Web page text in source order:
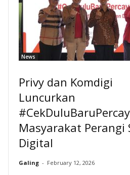
News
Privy dan Komdigi
Luncurkan
Masyarakat Perangi
Digital
Galing - February 12, 2026